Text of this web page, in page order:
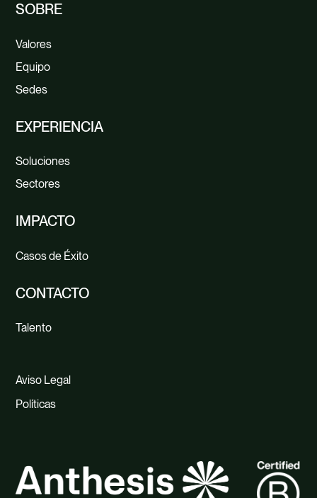
SOBRE
Valores
Equipo
Sedes
EXPERIENCIA
Soluciones
Sectores
IMPACTO
Casos de Éxito
CONTACTO
Talento
Aviso Legal
Políticas